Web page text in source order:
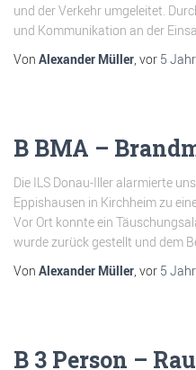
und der Verkehr umgeleitet.
und Kommunikation an der
Von Alexander Müller, vor 5
B BMA –
Die ILS Donau-Iller alarmierte
Eppishausen in Kirchheim zu
Vor Ort konnte ein
wurde zurück gestellt und dem
Von Alexander Müller, vor 5
B 3 Person –